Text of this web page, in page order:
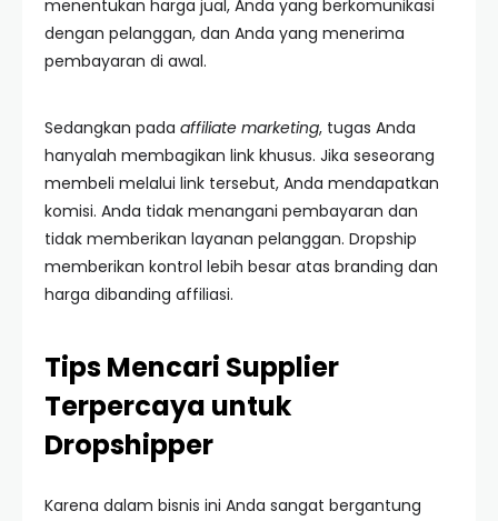
menentukan harga jual, Anda yang berkomunikasi
dengan pelanggan, dan Anda yang menerima
pembayaran di awal.
Sedangkan pada affiliate marketing, tugas Anda
hanyalah membagikan link khusus. Jika seseorang
membeli melalui link tersebut, Anda mendapatkan
komisi. Anda tidak menangani pembayaran dan
tidak memberikan layanan pelanggan. Dropship
memberikan kontrol lebih besar atas branding dan
harga dibanding affiliasi.
Tips Mencari Supplier
Terpercaya untuk
Dropshipper
Karena dalam bisnis ini Anda sangat bergantung